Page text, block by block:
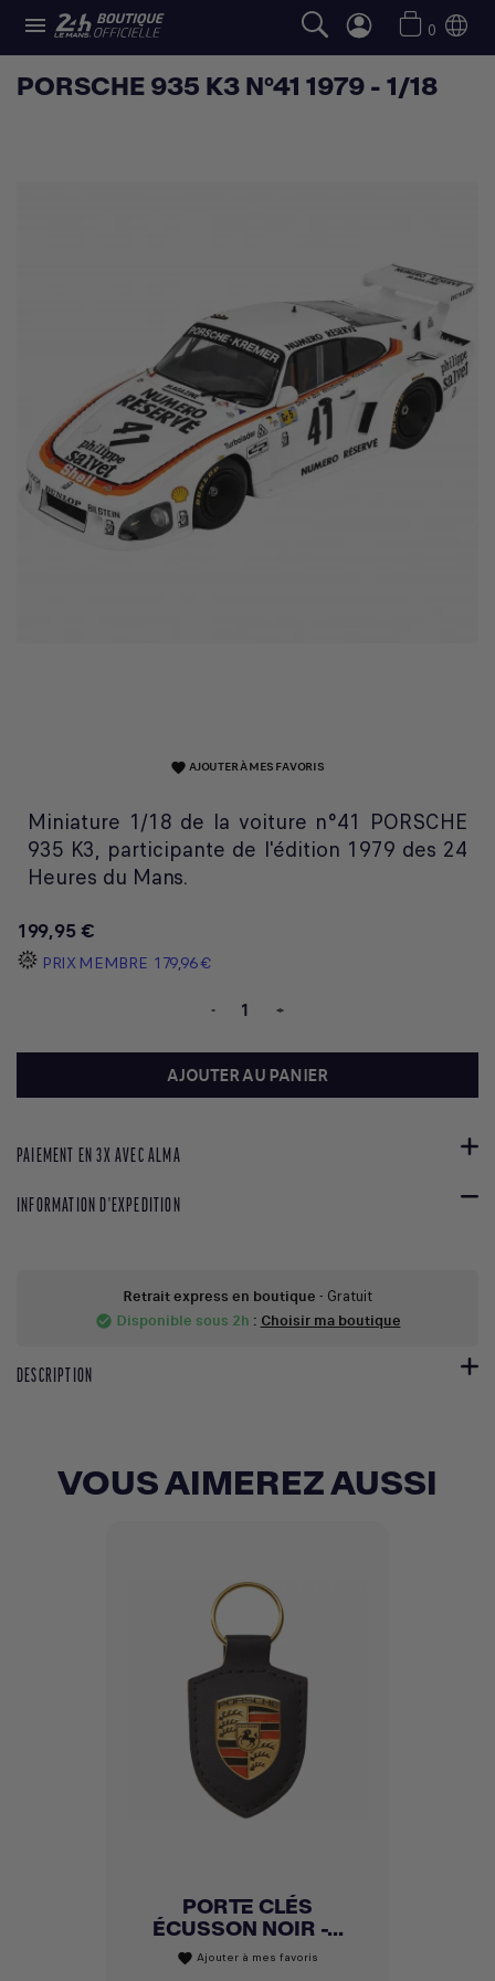
 0
PORSCHE 935 K3 N°41 1979 - 1/18
favorite AJOUTER À MES FAVORIS
Miniature 1/18 de la voiture n°41 PORSCHE
935 K3, participante de l'édition 1979 des 24
Heures du Mans.
199,95 €
PRIX MEMBRE 179,96 €
- +
AJOUTER AU PANIER
PAIEMENT EN 3X AVEC ALMA
INFORMATION D'EXPEDITION
Retrait express en boutique - Gratuit
check_circle Disponible sous 2h : Choisir ma boutique
DESCRIPTION
VOUS AIMEREZ AUSSI
PORTE CLÉS
ÉCUSSON NOIR -...
favorite Ajouter à mes favoris